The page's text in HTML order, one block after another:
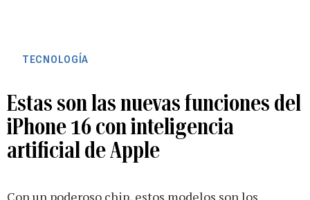
TECNOLOGÍA
Estas son las nuevas funciones del
iPhone 16 con inteligencia
artificial de Apple